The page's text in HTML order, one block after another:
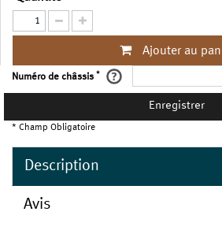
Ajouter au
Numéro de châssis *
Enregistrer
* Champ Obligatoire
Description
Avis